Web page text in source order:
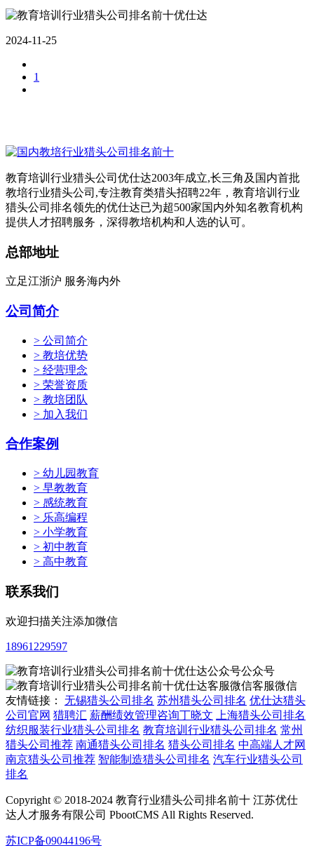
2024-11-25
1
教育培训行业猎头公司优仕达2003年成立,长三角及国内首批
教培行业猎头公司,专注教育类猎头招聘22年，教育培训行业
猎头公司排名领先的优仕达已为超500家国内外知名教育机构
提供人才招聘服务，深得教培机构和人选的认可。
总部地址
立足江浙沪 服务海内外
公司简介
> 公司简介
> 教培优势
> 经营理念
> 荣誉资质
> 教培团队
> 加入我们
合作案例
> 幼儿园教育
> 早教教育
> 感统教育
> 乐高编程
> 小学教育
> 初中教育
> 高中教育
联系我们
欢迎扫描关注添加微信
18961229597
公众号
客服微信
友情链接： 无锡猎头公司排名 苏州猎头公司排名 优仕达猎头
公司官网 猎聘汇 薪酬绩效管理咨询丁晓文
上海猎头公司排名
纺织服装行业猎头公司排名 教育培训行业猎头公司排名 常州
猎头公司推荐 南通猎头公司排名 猎头公司排名 中高端人才网
南京猎头公司推荐 智能制造猎头公司排名 汽车行业猎头公司
排名
Copyright © 2018-2024 教育行业猎头公司排名前十 江苏优仕
达人才服务有限公司 PbootCMS All Rights Reserved.
苏ICP备09044196号